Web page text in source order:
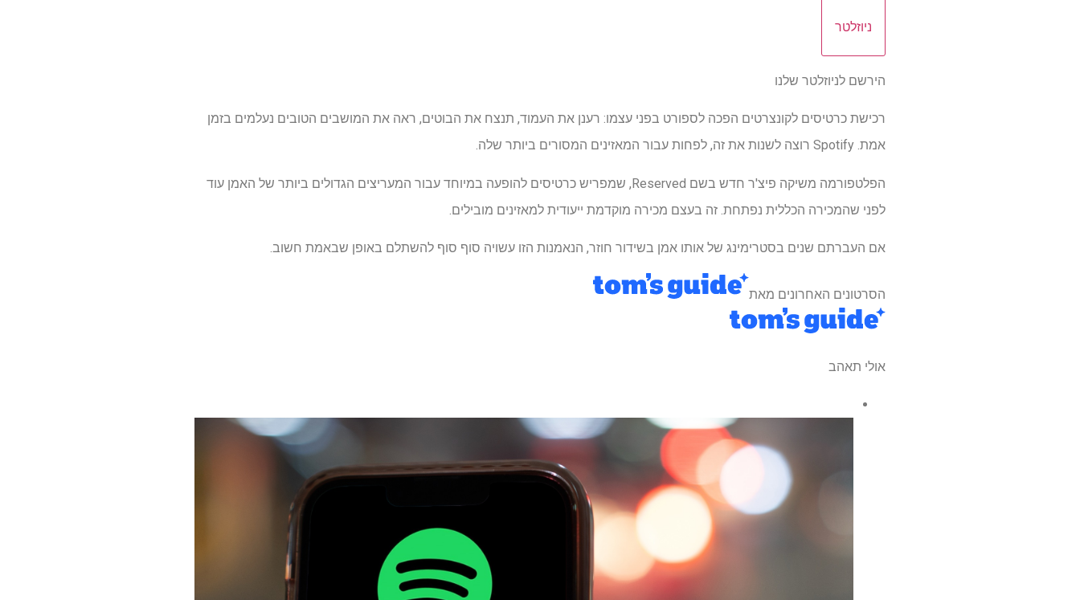
ניוזלטר
הירשם לניוזלטר שלנו
רכישת כרטיסים לקונצרטים הפכה לספורט בפני עצמו: רענן את העמוד, תנצח את הבוטים, ראה את המושבים הטובים נעלמים בזמן
אמת. Spotify רוצה לשנות את זה, לפחות עבור המאזינים המסורים ביותר שלה.
הפלטפורמה משיקה פיצ'ר חדש בשם Reserved, שמפריש כרטיסים להופעה במיוחד עבור המעריצים הגדולים ביותר של האמן עוד
לפני שהמכירה הכללית נפתחת. זה בעצם מכירה מוקדמת ייעודית למאזינים מובילים.
אם העברתם שנים בסטרימינג של אותו אמן בשידור חוזר, הנאמנות הזו עשויה סוף סוף להשתלם באופן שבאמת חשוב.
הסרטונים האחרונים מאת
אולי תאהב